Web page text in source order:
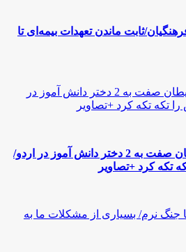
ثابت ماندن تعهدات بیمه‌ای تا
تجاوز وحشیانه 4 پسر شیطان صفت به 2 دختر دانش آموز در اردو/
تکه کرد +تصاویر